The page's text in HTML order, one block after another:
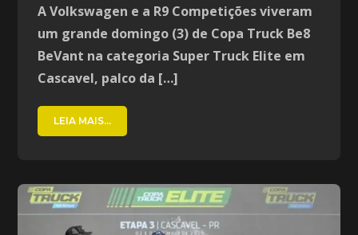
A Volkswagen e a R9 Competições viveram
um grande domingo (3) de Copa Truck Be8
BeVant na categoria Super Truck Elite em
Cascavel, palco da […]
LEIA MAIS...